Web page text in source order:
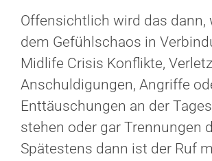
Offensichtlich wird das dann,
dem Gefühlschaos in
Midlife Crisis Konflikte,
Anschuldigungen, Angriffe
Enttäuschungen an der
stehen oder gar Trennungen
Spätestens dann ist der Ruf